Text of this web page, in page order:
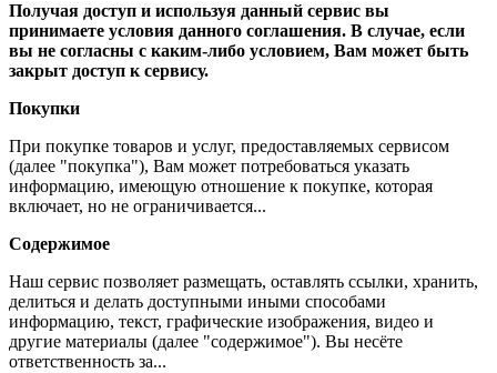
Получая доступ и используя данный сервис вы
принимаете условия данного соглашения. В случае, если
вы не согласны с каким-либо условием, Вам может быть
закрыт доступ к сервису.
Покупки
При покупке товаров и услуг, предоставляемых сервисом
(далее "покупка"), Вам может потребоваться указать
информацию, имеющую отношение к покупке, которая
включает, но не ограничивается...
Содержимое
Наш сервис позволяет размещать, оставлять ссылки, хранить,
делиться и делать доступными иными способами
информацию, текст, графические изображения, видео и
другие материалы (далее "содержимое"). Вы несёте
ответственность за...